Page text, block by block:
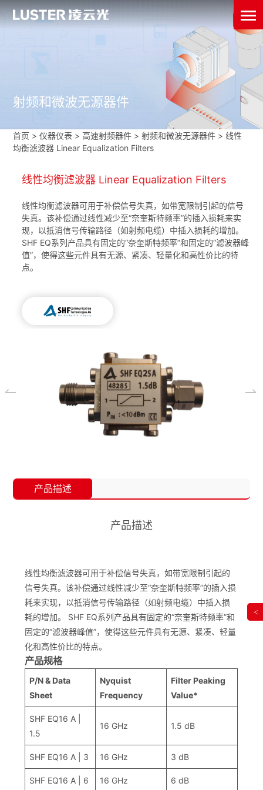
射频和微波无源器件
首页 >仪器仪表 >高速射频器件 >射频和微波无源器件 >线性
均衡滤波器 Linear Equalization Filters
线性均衡滤波器 Linear Equalization Filters
线性均衡滤波器可用于补偿信号失真，如带宽限制引起的信号
失真。该补偿通过线性减少至“奈奎斯特频率”的插入损耗来实
现，以抵消信号传输路径（如射频电缆）中插入损耗的增加。
SHF EQ系列产品具有固定的“奈奎斯特频率”和固定的“滤波器峰
值”，使得这些元件具有无源、紧凑、轻量化和高性价比的特
点。
产品描述
产品描述
线性均衡滤波器可用于补偿信号失真，如带宽限制引起的
信号失真。该补偿通过线性减少至“奈奎斯特频率”的插入损
耗来实现，以抵消信号传输路径（如射频电缆）中插入损
耗的增加。 SHF EQ系列产品具有固定的“奈奎斯特频率”和
固定的“滤波器峰值”，使得这些元件具有无源、紧凑、轻量
化和高性价比的特点。
产品规格
P/N & Data
Sheet
Nyquist
Frequency
Filter Peaking
Value*
SHF EQ16 A |
1.5
16 GHz 1.5 dB
SHF EQ16 A | 3 16 GHz 3 dB
SHF EQ16 A | 6 16 GHz 6 dB
<